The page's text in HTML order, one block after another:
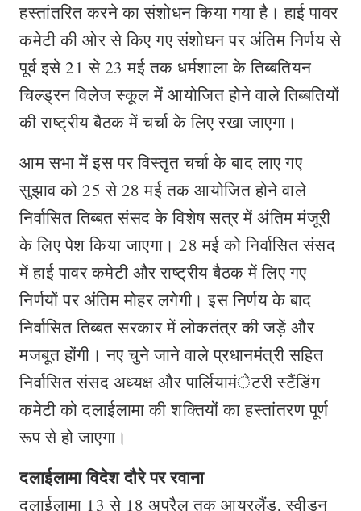
हस्तांतरित करने का संशोधन किया गया है। हाई पावर
कमेटी की ओर से किए गए संशोधन पर अंतिम निर्णय से
पूर्व इसे 21 से 23 मई तक धर्मशाला के तिब्बतियन
चिल्ड्रन विलेज स्कूल में आयोजित होने वाले तिब्बतियों
की राष्ट्रीय बैठक में चर्चा के लिए रखा जाएगा।
आम सभा में इस पर विस्तृत चर्चा के बाद लाए गए
सुझाव को 25 से 28 मई तक आयोजित होने वाले
निर्वासित तिब्बत संसद के विशेष सत्र में अंतिम मंजूरी
के लिए पेश किया जाएगा। 28 मई को निर्वासित संसद
में हाई पावर कमेटी और राष्ट्रीय बैठक में लिए गए
निर्णयों पर अंतिम मोहर लगेगी। इस निर्णय के बाद
निर्वासित तिब्बत सरकार में लोकतंत्र की जड़ें और
मजबूत होंगी। नए चुने जाने वाले प्रधानमंत्री सहित
निर्वासित संसद अध्यक्ष और पार्लियामंेटरी स्टैंडिंग
कमेटी को दलाईलामा की शक्तियों का हस्तांतरण पूर्ण
रूप से हो जाएगा।
दलाईलामा विदेश दौरे पर रवाना
दलाईलामा 13 से 18 अप्रैल तक आयरलैंड, स्वीडन